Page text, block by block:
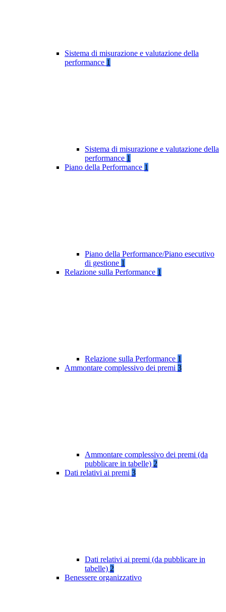
Sistema di misurazione e valutazione della
performance 1
Sistema di misurazione e valutazione della
performance 1
Piano della Performance 1
Piano della Performance/Piano esecutivo
di gestione 1
Relazione sulla Performance 1
Relazione sulla Performance 1
Ammontare complessivo dei premi 3
Ammontare complessivo dei premi (da
pubblicare in tabelle) 2
Dati relativi ai premi 3
Dati relativi ai premi (da pubblicare in
tabelle) 2
Benessere organizzativo